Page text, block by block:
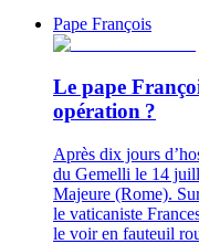
Pape François
Le pape
opération ?
Après dix jours
du Gemelli le 14
Majeure (Rome).
le vaticaniste
le voir en fauteuil